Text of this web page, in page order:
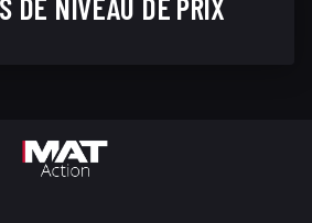
DE NIVEAU DE PRIX